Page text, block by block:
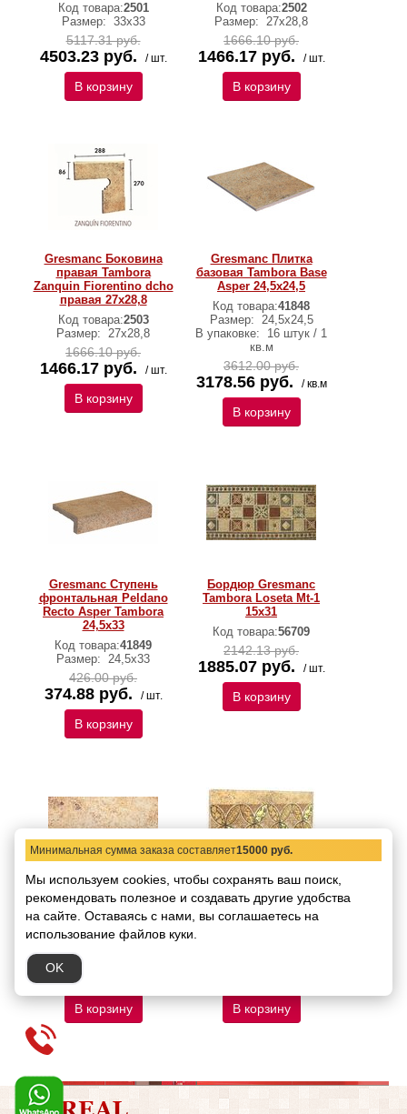
Код товара:2501
Размер: 33х33
5117.31 руб.
4503.23 руб. / шт.
В корзину
Код товара:2502
Размер: 27х28,8
1666.10 руб.
1466.17 руб. / шт.
В корзину
Gresmanc Боковина
правая Tambora
Zanquin Fiorentino dcho
правая 27x28,8
Код товара:2503
Размер: 27х28,8
1666.10 руб.
1466.17 руб. / шт.
В корзину
Gresmanc Плитка
базовая Tambora Base
Asper 24,5х24,5
Код товара:41848
Размер: 24,5х24,5
В упаковке:
16 штук / 1
кв.м
3612.00 руб.
3178.56 руб. / кв.м
В корзину
Gresmanc Ступень
фронтальная Peldano
Recto Asper Tambora
24,5х33
Код товара:41849
Размер: 24,5х33
426.00 руб.
374.88 руб. / шт.
В корзину
Бордюр Gresmanc
Tambora Loseta Mt-1
15x31
Код товара:56709
2142.13 руб.
1885.07 руб. / шт.
В корзину
Бордюр Gresmanc
Tambora Loseta Asper
14 mm 15x31
56710
428.43 руб.
377.01 руб.
В корзину
Бордюр Gresmanc
15x31
В корзину
Минимальная сумма заказа составляет15000 руб.
Мы используем cookies, чтобы сохранять ваш поиск,
рекомендовать полезное и создавать другие удобства
на сайте. Оставаясь с нами, вы соглашаетесь на
использование файлов куки.
OK